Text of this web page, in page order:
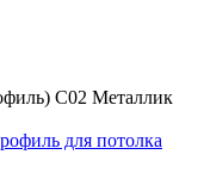
С02 Металлик
для потолка